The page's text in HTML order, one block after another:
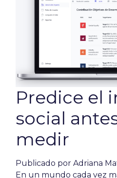
Predice el
social
medir
Publicado por Adriana
En un mundo cada vez